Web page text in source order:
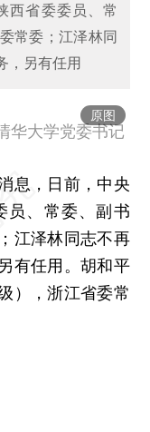
西省委委员、常
常委；江泽林同
，另有任用
原图
华大学党委书记
，日前，中央
员、常委、副书
江泽林同志不再
有任用。胡和平
），浙江省委常